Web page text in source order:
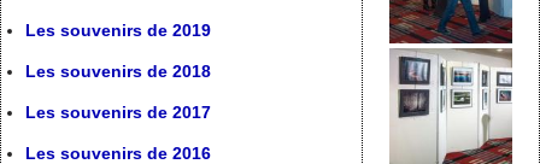
Les souvenirs de 2019
Les souvenirs de 2018
Les souvenirs de 2017
Les souvenirs de 2016